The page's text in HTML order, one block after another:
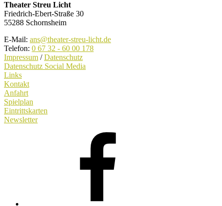
Theater Streu Licht
Friedrich-Ebert-Straße 30
55288 Schornsheim
E-Mail: ans@theater-streu-licht.de
Telefon: ‭0 67 32 - 60 00 178‬
Impressum /Datenschutz
Datenschutz Social Media
Links
Kontakt
Anfahrt
Spielplan
Eintrittskarten
Newsletter